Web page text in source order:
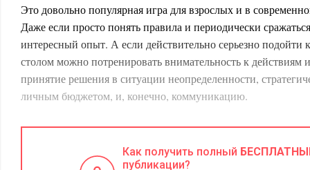
Это довольно популярная игра для взрослых и в
Даже если просто понять правила и периодически
интересный опыт. А если действительно серьезно подойти
столом можно потренировать внимательность к действиям
принятие решения в ситуации неопределенности,
личным бюджетом, и, конечно, коммуникацию.
Дополнительным бонусом, который не встретить в
творческая обстановка. Гораздо чаще требуется проявлять
Как получить полный
публикации?